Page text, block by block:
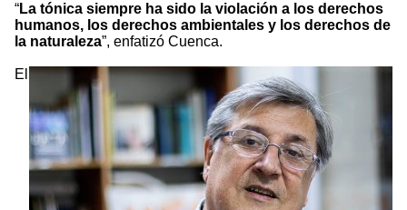
“La tónica siempre ha sido la violación a los derechos
humanos, los derechos ambientales y los derechos de
la naturaleza”, enfatizó Cuenca.
El